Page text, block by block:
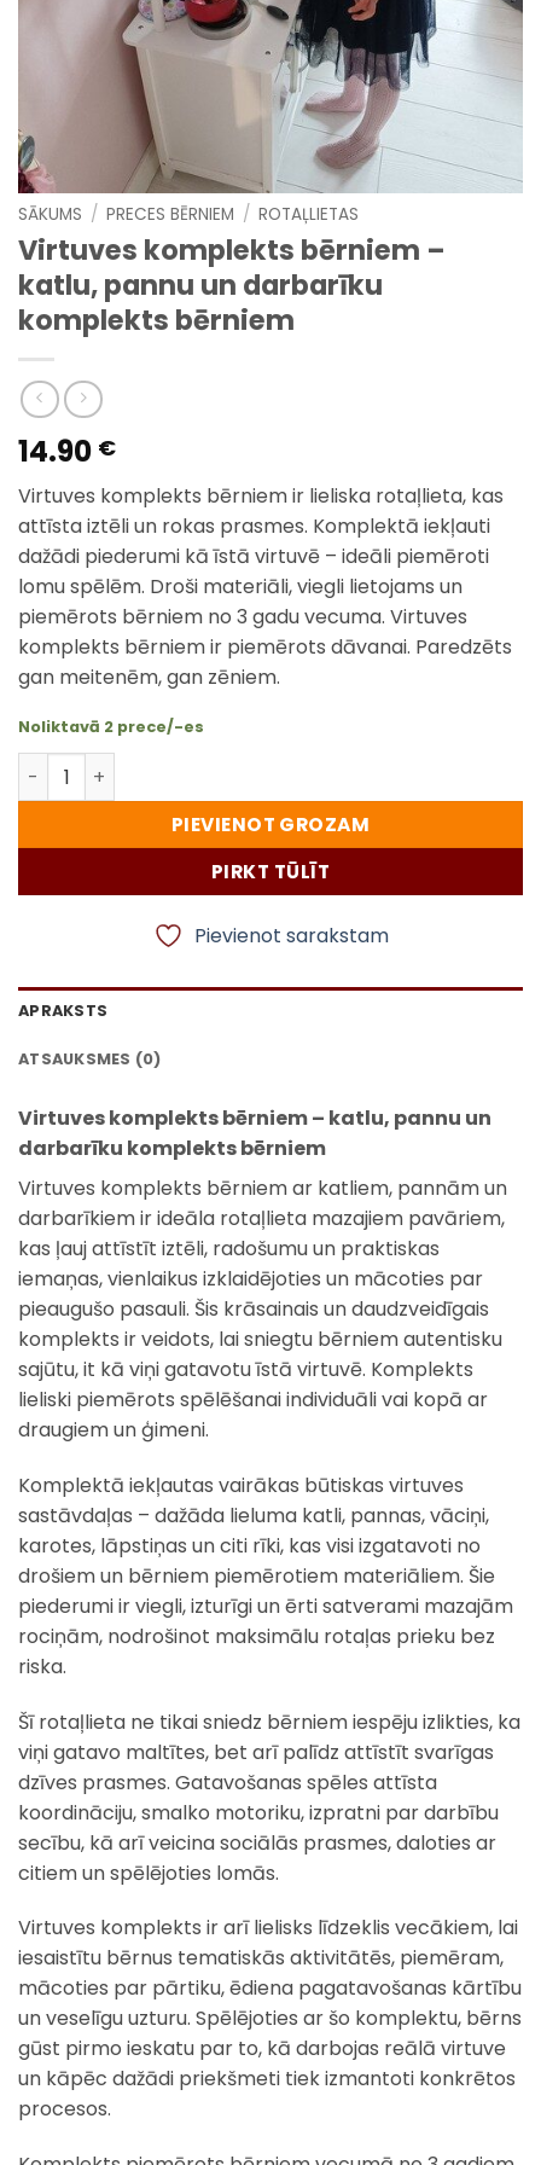
SĀKUMS / PRECES BĒRNIEM / ROTAĻLIETAS
Virtuves komplekts bērniem –
katlu, pannu un darbarīku
komplekts bērniem
14.90 €
Virtuves komplekts bērniem ir lieliska rotaļlieta, kas
attīsta iztēli un rokas prasmes. Komplektā iekļauti
dažādi piederumi kā īstā virtuvē – ideāli piemēroti
lomu spēlēm. Droši materiāli, viegli lietojams un
piemērots bērniem no 3 gadu vecuma. Virtuves
komplekts bērniem ir piemērots dāvanai. Paredzēts
gan meitenēm, gan zēniem.
Noliktavā 2 prece/-es
Virtuves komplekts bērniem - katlu, pannu un
PIEVIENOT GROZAM
PIRKT TŪLĪT
Pievienot sarakstam
APRAKSTS
ATSAUKSMES (0)
Virtuves komplekts bērniem – katlu, pannu un
darbarīku komplekts bērniem
Virtuves komplekts bērniem ar katliem, pannām un
darbarīkiem ir ideāla rotaļlieta mazajiem pavāriem,
kas ļauj attīstīt iztēli, radošumu un praktiskas
iemaņas, vienlaikus izklaidējoties un mācoties par
pieaugušo pasauli. Šis krāsainais un daudzveidīgais
komplekts ir veidots, lai sniegtu bērniem autentisku
sajūtu, it kā viņi gatavotu īstā virtuvē. Komplekts
lieliski piemērots spēlēšanai individuāli vai kopā ar
draugiem un ģimeni.
Komplektā iekļautas vairākas būtiskas virtuves
sastāvdaļas – dažāda lieluma katli, pannas, vāciņi,
karotes, lāpstiņas un citi rīki, kas visi izgatavoti no
drošiem un bērniem piemērotiem materiāliem. Šie
piederumi ir viegli, izturīgi un ērti satverami mazajām
rociņām, nodrošinot maksimālu rotaļas prieku bez
riska.
Šī rotaļlieta ne tikai sniedz bērniem iespēju izlikties, ka
viņi gatavo maltītes, bet arī palīdz attīstīt svarīgas
dzīves prasmes. Gatavošanas spēles attīsta
koordināciju, smalko motoriku, izpratni par darbību
secību, kā arī veicina sociālās prasmes, daloties ar
citiem un spēlējoties lomās.
Virtuves komplekts ir arī lielisks līdzeklis vecākiem, lai
iesaistītu bērnus tematiskās aktivitātēs, piemēram,
mācoties par pārtiku, ēdiena pagatavošanas kārtību
un veselīgu uzturu. Spēlējoties ar šo komplektu, bērns
gūst pirmo ieskatu par to, kā darbojas reālā virtuve
un kāpēc dažādi priekšmeti tiek izmantoti konkrētos
procesos.